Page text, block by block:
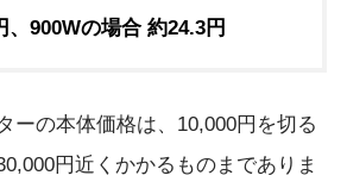
、900Wの場合 約24.3円
ーの本体価格は、10,000円を切る
円近くかかるものまでありま